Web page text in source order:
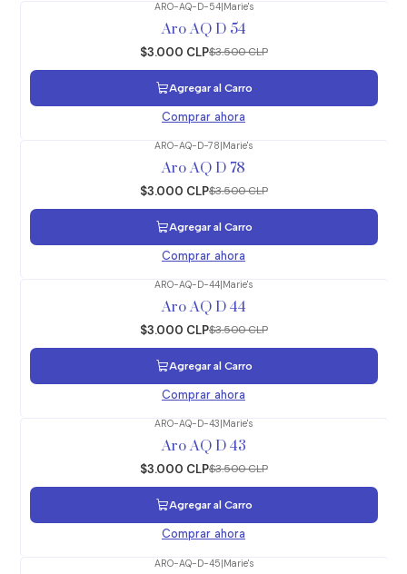
ARO-AQ-D-54| Marie's
Aro AQ D 54
$3.000 CLP$3.500 CLP
Agregar al Carro
Comprar ahora
ARO-AQ-D-78 Marie's
Aro AQ D 78
$3.000 CLP$3.500 CLP
Agregar al Carro
Comprar ahora
ARO-AQ-D-44 Marie's
Aro AQ D 44
$3.000 CLP$3.500 CLP
Agregar al Carro
Comprar ahora
ARO-AQ-D-43 Marie's
Aro AQ D 43
$3.000 CLP$3.500 CLP
Agregar al Carro
Comprar ahora
ARO-AQ-D-45|Marie's